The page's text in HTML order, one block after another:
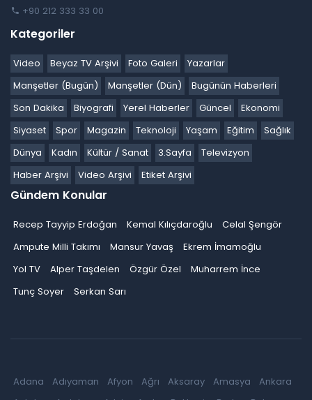
+90 212 333 33 00
Kategoriler
Video Beyaz TV Arşivi Foto Galeri
Yazarlar
Manşetler (Bugün)
Manşetler (Dün)
Bugünün Haberleri
Son Dakika
Biyografi Yerel Haberler Güncel
Ekonomi
Siyaset
Spor Magazin Teknoloji Yaşam Eğitim
Sağlık
Dünya
Kadın Kültür / Sanat 3.Sayfa
Televizyon
Haber Arşivi
Video Arşivi Etiket Arşivi
Gündem Konular
Recep Tayyip Erdoğan Kemal Kılıçdaroğlu
Celal Şengör
Ampute Milli Takımı
Mansur Yavaş
Ekrem İmamoğlu
Yol TV
Alper Taşdelen Özgür Özel
Muharrem İnce
Tunç Soyer
Serkan Sarı
Adana Adıyaman Afyon Ağrı Aksaray Amasya
Ankara